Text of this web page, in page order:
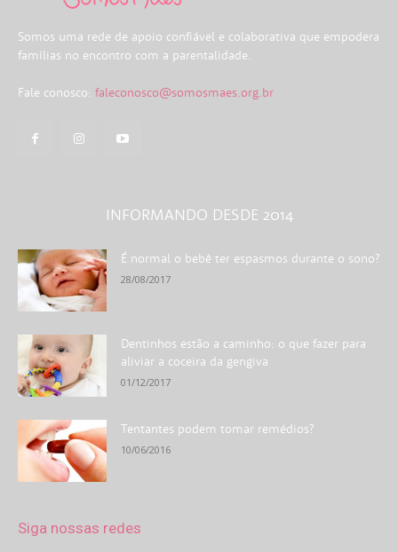
Somos uma rede de apoio confiável e colaborativa que empodera
famílias no encontro com a parentalidade.
Fale conosco: faleconosco@somosmaes.org.br
INFORMANDO DESDE 2014
É normal o bebê ter espasmos durante o sono?
28/08/2017
Dentinhos estão a caminho: o que fazer para
aliviar a coceira da gengiva
01/12/2017
Tentantes podem tomar remédios?
10/06/2016
Siga nossas redes